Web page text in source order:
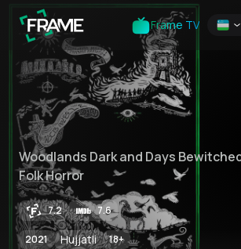
Frame TV
Woodlands Dark and Days
Folk Horror
7.2 7.6
2021 Hujjatli 18+